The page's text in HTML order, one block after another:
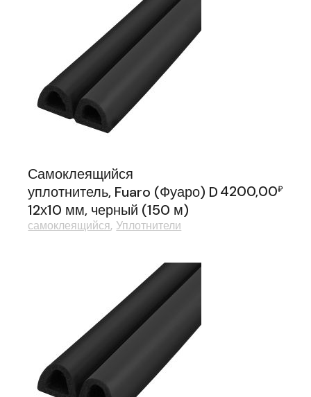
Самоклеящийся
уплотнитель, Fuaro (Фуаро) D
12х10 мм, черный (150 м)
4200,00₽
самоклеящийся Уплотнители